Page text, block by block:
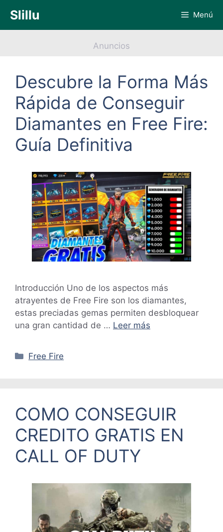
contenido
Slillu Menú
Anuncios
Descubre la Forma Más
Rápida de Conseguir
Diamantes en Free Fire:
Guía Definitiva
Introducción Uno de los aspectos más
atrayentes de Free Fire son los diamantes,
estas preciadas gemas permiten desbloquear
una gran cantidad de … Leer más
Categorías
Free Fire
COMO CONSEGUIR
CREDITO GRATIS EN
CALL OF DUTY